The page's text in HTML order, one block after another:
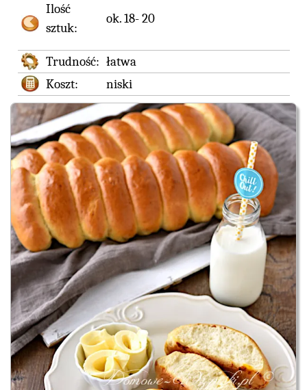
Ilość
sztuk:
ok. 18- 20
Trudność: łatwa
Koszt:
niski